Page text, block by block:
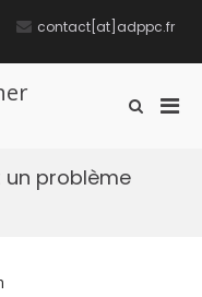
contact[at]adppc.fr
S
S
P
un problème